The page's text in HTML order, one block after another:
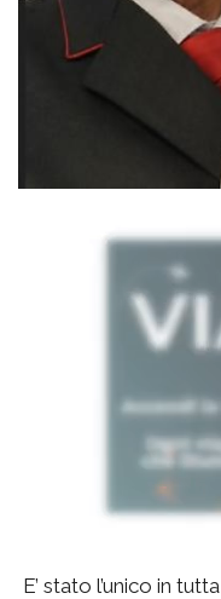
E’ stato l’unico in tutta